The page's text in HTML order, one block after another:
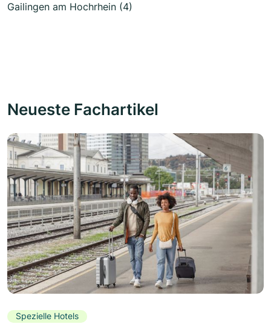
Gailingen am Hochrhein (4)
Neueste Fachartikel
Spezielle Hotels